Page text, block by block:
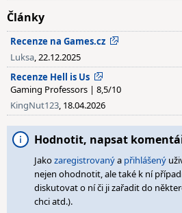
Články
Recenze na Games.cz
Luksa, 22.12.2025
Recenze Hell is Us
Gaming Professors | 8,5/10
KingNut123, 18.04.2026
Hodnotit, napsat
Jakozaregistrovanýa přihlášený
nejen ohodnotit, ale také k ní
diskutovat o ní či ji zařadit do
chci atd.).